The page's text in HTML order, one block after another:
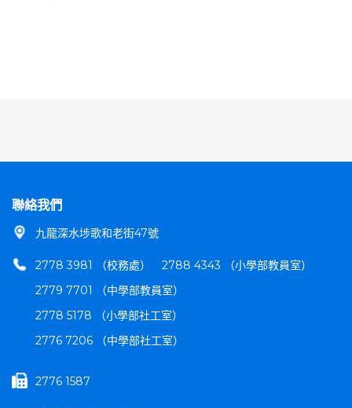
聯絡我們
九龍深水埗歌和老街47號
2778 3981 （校務處）
2788 4343 （小學部教員室）
2779 7701 （中學部教員室）
2778 5178 （小學部社工室）
2776 7206 （中學部社工室）
2776 1587